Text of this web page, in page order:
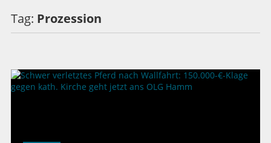
Tag: Prozession